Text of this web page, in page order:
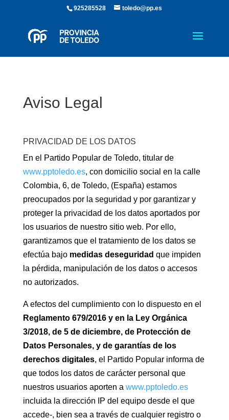
925285528 toledo@pp.es
Aviso Legal
PRIVACIDAD DE LOS DATOS
En el Partido Popular de Toledo, titular de
www.pptoledo.es, con domicilio social en la calle
Colombia, 6, de Toledo, (España) estamos
preocupados por la seguridad y por garantizar y
proteger la privacidad de los datos aportados por
los usuarios de nuestro sitio web. Por ello,
garantizamos que el tratamiento de los datos se
efectúa bajo medidas deseguridad que impiden
la pérdida, manipulación de los datos o accesos
no autorizados.
A efectos del cumplimiento con lo dispuesto en el
Reglamento 679/2016 y en la Ley Orgánica
3/2018, de 5 de diciembre, de Protección de
Datos Personales, y de garantías de los
derechos digitales, el Partido Popular informa de
que todos los datos de carácter personal que
nuestros usuarios aporten a www.pptoledo.es
incluida la dirección IP del equipo desde el que
accede-, bien sea a través de cualquier registro o